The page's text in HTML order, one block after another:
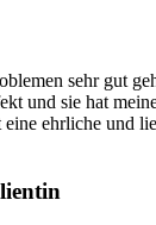
sehr gut
und sie hat
ehrliche und